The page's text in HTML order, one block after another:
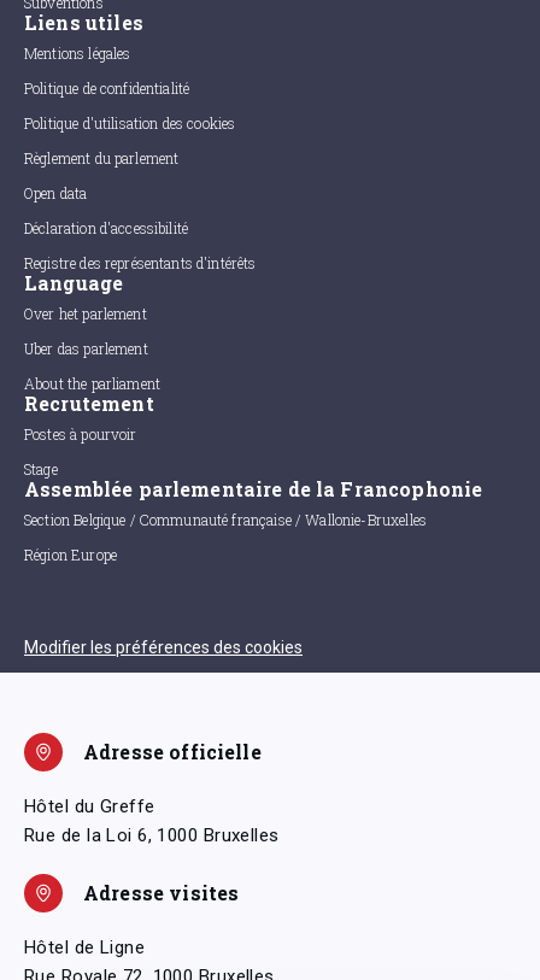
Liens utiles
Mentions légales
Politique de confidentialité
Politique d'utilisation des cookies
Règlement du parlement
Open data
Déclaration d'accessibilité
Registre des représentants d'intérêts
Language
Over het parlement
Uber das parlement
About the parliament
Recrutement
Postes à pourvoir
Stage
Assemblée parlementaire de la Francophonie
Section Belgique / Communauté française / Wallonie-Bruxelles
Région Europe
Modifier les préférences des cookies
Adresse officielle
Hôtel du Greffe
Rue de la Loi 6, 1000 Bruxelles
Adresse visites
Hôtel de Ligne